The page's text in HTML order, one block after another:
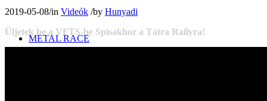
METAL RACE
2019-05-08/in Videók /by Hunyadi
Üljetek be a VFTS-be Spisakhoz a Tátra Rallyra!